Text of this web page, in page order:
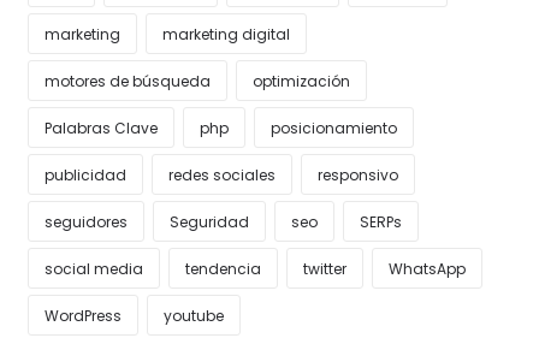
marketing marketing digital
motores de búsqueda optimización
Palabras Clave php posicionamiento
publicidad redes sociales responsivo
seguidores Seguridad seo SERPs
social media tendencia twitter WhatsApp
WordPress youtube